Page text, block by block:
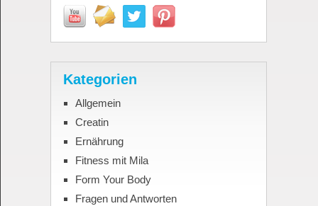
Kategorien
Allgemein
Creatin
Ernährung
Fitness mit Mila
Form Your Body
Fragen und Antworten